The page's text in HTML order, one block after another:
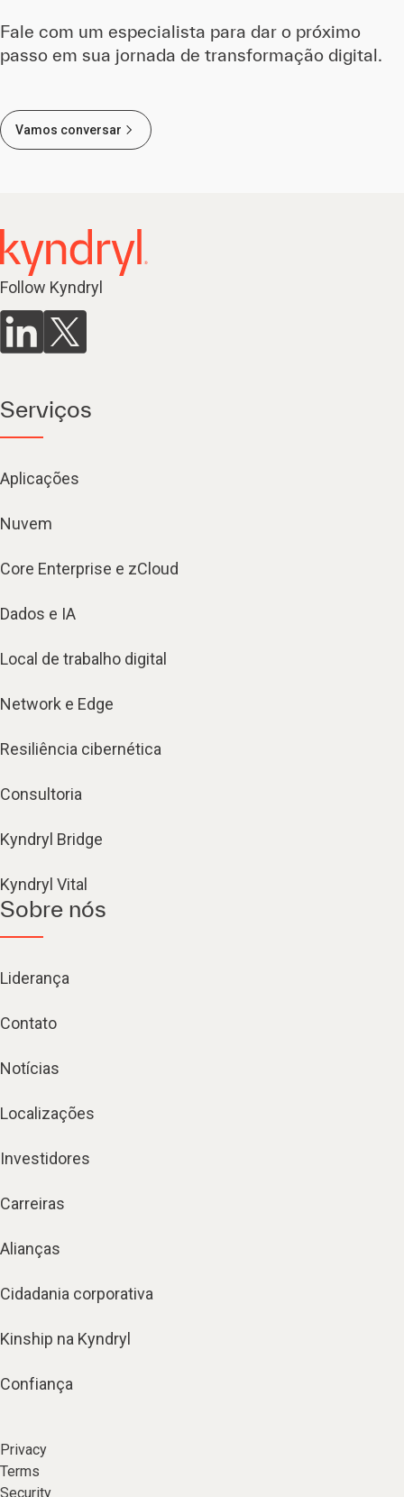
Fale com um especialista para dar o próximo
passo em sua jornada de transformação digital.
Vamos conversar
Follow Kyndryl
Serviços
Aplicações
Nuvem
Core Enterprise e zCloud
Dados e IA
Local de trabalho digital
Network e Edge
Resiliência cibernética
Consultoria
Kyndryl Bridge
Kyndryl Vital
Sobre nós
Liderança
Contato
Notícias
Localizações
Investidores
Carreiras
Alianças
Cidadania corporativa
Kinship na Kyndryl
Confiança
Privacy
Terms
Security